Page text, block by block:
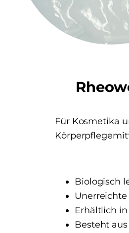
Für Kosmetika
Biologisch
Erhältlich
Besteht